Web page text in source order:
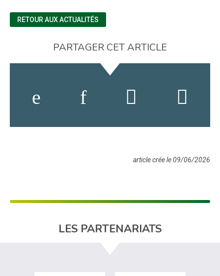
RETOUR AUX ACTUALITÉS
PARTAGER CET ARTICLE
article crée le 09/06/2026
LES PARTENARIATS